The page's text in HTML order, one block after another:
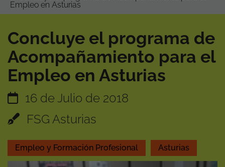
Empleo en Asturias
Concluye el programa de
Acompañamiento para el
Empleo en Asturias
16 de Julio de 2018
FSG Asturias
Empleo y Formación Profesional Asturias